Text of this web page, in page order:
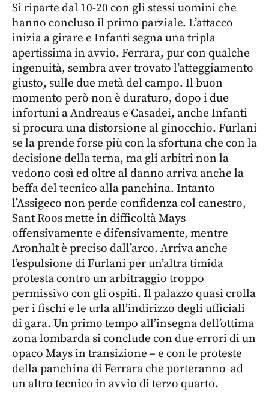
Si riparte dal 10-20 con gli stessi uomini che
hanno concluso il primo parziale. L’attacco
inizia a girare e Infanti segna una tripla
apertissima in avvio. Ferrara, pur con qualche
ingenuità, sembra aver trovato l’atteggiamento
giusto, sulle due metà del campo. Il buon
momento però non è duraturo, dopo i due
infortuni a Andreaus e Casadei, anche Infanti
si procura una distorsione al ginocchio. Furlani
se la prende forse più con la sfortuna che con la
decisione della terna, ma gli arbitri non la
vedono così ed oltre al danno arriva anche la
beffa del tecnico alla panchina. Intanto
l’Assigeco non perde confidenza col canestro,
Sant Roos mette in difficoltà Mays
offensivamente e difensivamente, mentre
Aronhalt è preciso dall’arco. Arriva anche
l’espulsione di Furlani per un’altra timida
protesta contro un arbitraggio troppo
permissivo con gli ospiti. Il palazzo quasi crolla
per i fischi e le urla all’indirizzo degli ufficiali
di gara. Un primo tempo all’insegna dell’ottima
zona lombarda si conclude con due errori di un
opaco Mays in transizione – e con le proteste
della panchina di Ferrara che porteranno ad
un altro tecnico in avvio di terzo quarto.